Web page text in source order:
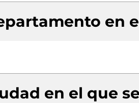
en
en el que